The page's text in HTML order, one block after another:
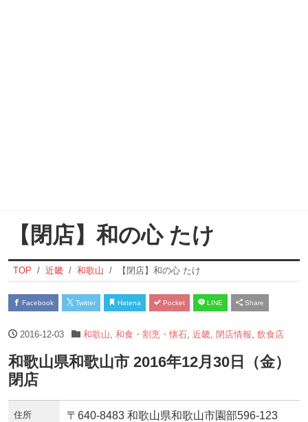
【閉店】和の心 たけ
TOP 近畿 和歌山 【閉店】和の心 たけ
Facebook Twitter Hatena Pocket LINE Share
2016-12-03 和歌山 和食・割烹・懐石, 近畿, 閉店情報 飲食店
和歌山県和歌山市 2016年12月30日（金）
閉店
住所 〒640-8483 和歌山県和歌山市園部596-123